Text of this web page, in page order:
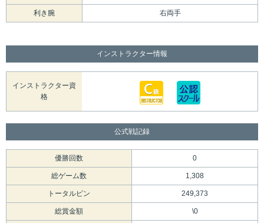
利き腕 右両手
インストラクター情報
インストラクター資
格
公式戦記録
優勝回数 0
総ゲーム数 1,308
トータルピン 249,373
総賞金額 \0